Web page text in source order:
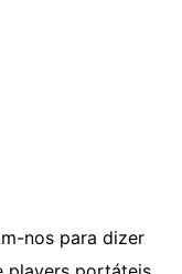
nos para dizer